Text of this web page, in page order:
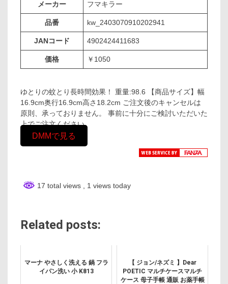
メーカー フマキラー
品番 kw_2403070910202941
JANコード 4902424411683
価格 ￥1050
ゆとりの蚊とり長時間効果！ 重量:98.6 【商品サイズ】幅
16.9cm奥行16.9cm高さ18.2cm ご注文後のキャンセルは
原則、承っておりません。 事前に十分にご検討いただいた
上でご注文ください。
DMMで見る
17 total views , 1 views today
Related posts:
マーナ やさしく洗える 鍋 フラ
イパン洗い 小 K813
【 ジョン/ネズミ 】Dear
POETIC マルチケースマルチ
ケース 母子手帳 通販 お薬手帳